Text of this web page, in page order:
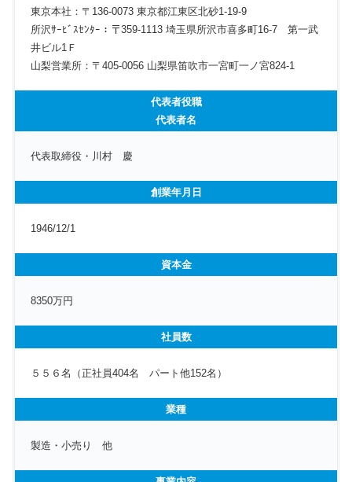
東京本社：〒136-0073 東京都江東区北砂1-19-9
所沢ｻｰﾋﾞｽｾﾝﾀｰ：〒359-1113 埼玉県所沢市喜多町16-7 第一武
井ビル1Ｆ
山梨営業所：〒405-0056 山梨県笛吹市一宮町一ノ宮824-1
代表者役職
代表者名
代表取締役・川村 慶
創業年月日
1946/12/1
資本金
8350万円
社員数
５５６名（正社員404名 パート他152名）
業種
製造・小売り 他